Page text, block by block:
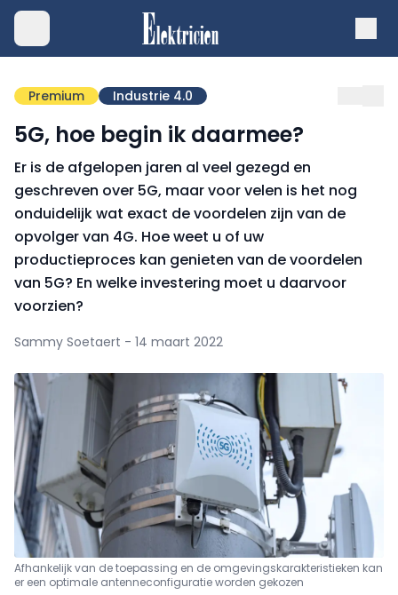
Premium Industrie 4.0
5G, hoe begin ik daarmee?
Er is de afgelopen jaren al veel gezegd en
geschreven over 5G, maar voor velen is het nog
onduidelijk wat exact de voordelen zijn van de
opvolger van 4G. Hoe weet u of uw
productieproces kan genieten van de voordelen
van 5G? En welke investering moet u daarvoor
voorzien?
Sammy Soetaert - 14 maart 2022
Afhankelijk van de toepassing en de omgevingskarakteristieken kan
er een optimale antenneconfiguratie worden gekozen